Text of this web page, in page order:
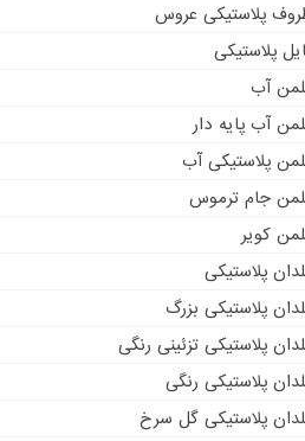
پلاستیکی عروس
پلاستیکی
آب
آب پایه دار
پلاستیکی آب
جام ترموس
کویر
پلاستیکی
پلاستیکی بزرگ
پلاستیکی تزئینی رنگی
پلاستیکی رنگی
پلاستیکی گل سرخ